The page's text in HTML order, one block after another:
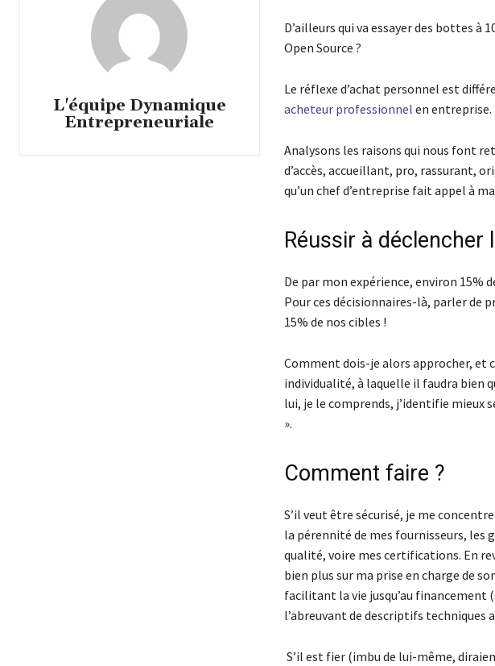
L'équipe Dynamique
Entrepreneuriale
D’ailleurs qui va essayer des bottes
Open Source ?
Le réflexe d’achat personnel est
acheteur professionnel en
Analysons les raisons qui nous font
d’accès, accueillant, pro, rassurant,
qu’un chef d’entreprise fait appel à
Réussir à déclencher
De par mon expérience, environ 15%
Pour ces décisionnaires-là, parler de
15% de nos cibles !
Comment dois-je alors approcher, et
individualité, à laquelle il faudra bien
lui, je le comprends, j’identifie mieux
».
Comment faire ?
S’il veut être sécurisé, je me
la pérennité de mes fournisseurs, les
qualité, voire mes certifications. En
bien plus sur ma prise en charge de
facilitant la vie jusqu’au
l’abreuvant de descriptifs techniques
S’il est fier (imbu de lui-même,